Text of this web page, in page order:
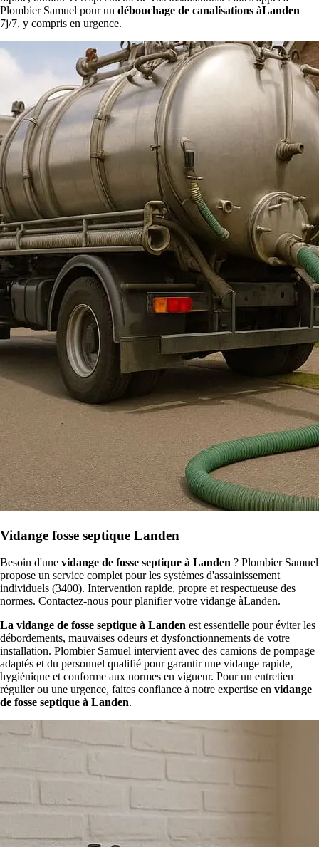
Plombier Samuel pour un débouchage de canalisations àLanden
7j/7, y compris en urgence.
Vidange fosse septique Landen
Besoin d'une vidange de fosse septique à Landen ? Plombier Samuel
propose un service complet pour les systèmes d'assainissement
individuels (3400). Intervention rapide, propre et respectueuse des
normes. Contactez-nous pour planifier votre vidange àLanden.
La vidange de fosse septique à Landen est essentielle pour éviter les
débordements, mauvaises odeurs et dysfonctionnements de votre
installation. Plombier Samuel intervient avec des camions de pompage
adaptés et du personnel qualifié pour garantir une vidange rapide,
hygiénique et conforme aux normes en vigueur. Pour un entretien
régulier ou une urgence, faites confiance à notre expertise en vidange
de fosse septique à Landen.